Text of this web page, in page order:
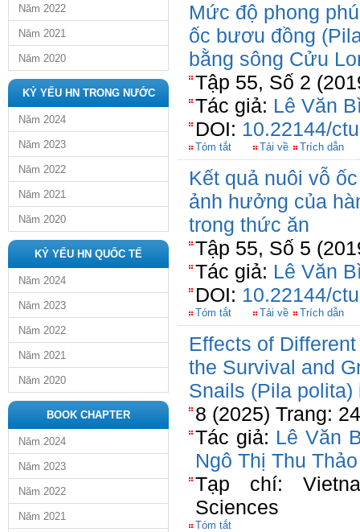
Năm 2022
Năm 2021
Năm 2020
KỶ YẾU HN TRONG NƯỚC
Năm 2024
Năm 2023
Năm 2022
Năm 2021
Năm 2020
KỶ YẾU HN QUỐC TẾ
Năm 2024
Năm 2023
Năm 2022
Năm 2021
Năm 2020
BOOK CHAPTER
Năm 2024
Năm 2023
Năm 2022
Năm 2021
Mức độ phong
ốc bươu đồng
bằng sông Cửu
Tập 55, Số 2
Tác giả: Lê Văn
DOI: 10.22144/
Tóm tắt Tải về Trích dẫn
Kết quả nuôi vỗ
ảnh hưởng của
trong thức ăn
Tập 55, Số 5
Tác giả: Lê Văn
DOI: 10.22144/
Tóm tắt Tải về Trích dẫn
Effects of
the Survival and
Snails (Pila
8 (2025) Trang:
Tác giả: Lê Văn
Ngô Thị Thu Thảo
Tạp chí:
Sciences
Tóm tắt